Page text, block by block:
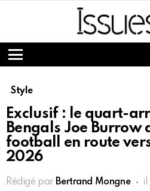
Menu
Style
Exclusif : le quart-
Bengals Joe Burrow
football en route
2026
Rédigé par Bertrand Mongne il